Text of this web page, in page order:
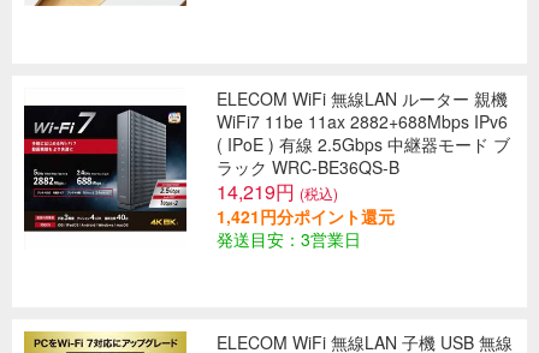
ELECOM WiFi 無線LAN ルーター 親機
WiFi7 11be 11ax 2882+688Mbps IPv6
( IPoE ) 有線 2.5Gbps 中継器モード ブ
ラック WRC-BE36QS-B
14,219円 (税込)
1,421円分ポイント還元
発送目安：3営業日
ELECOM WiFi 無線LAN 子機 USB 無線